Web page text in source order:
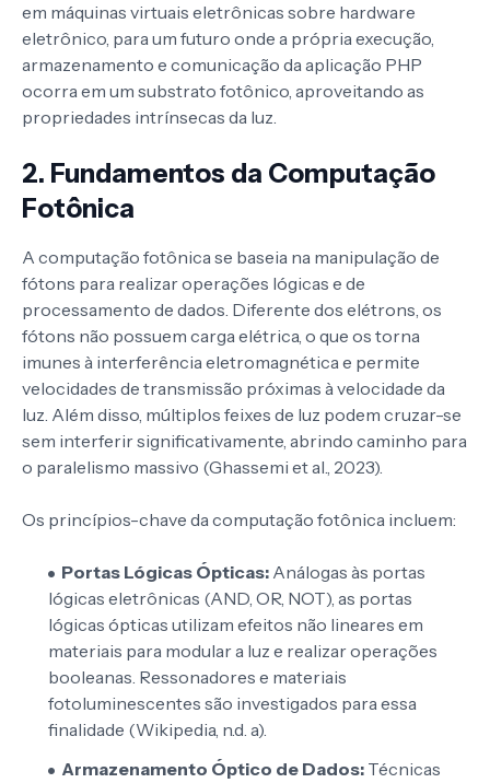
em máquinas virtuais eletrônicas sobre hardware
eletrônico, para um futuro onde a própria execução,
armazenamento e comunicação da aplicação PHP
ocorra em um substrato fotônico, aproveitando as
propriedades intrínsecas da luz.
2. Fundamentos da Computação
Fotônica
A computação fotônica se baseia na manipulação de
fótons para realizar operações lógicas e de
processamento de dados. Diferente dos elétrons, os
fótons não possuem carga elétrica, o que os torna
imunes à interferência eletromagnética e permite
velocidades de transmissão próximas à velocidade da
luz. Além disso, múltiplos feixes de luz podem cruzar-se
sem interferir significativamente, abrindo caminho para
o paralelismo massivo (Ghassemi et al., 2023).
Os princípios-chave da computação fotônica incluem:
Portas Lógicas Ópticas: Análogas às portas
lógicas eletrônicas (AND, OR, NOT), as portas
lógicas ópticas utilizam efeitos não lineares em
materiais para modular a luz e realizar operações
booleanas. Ressonadores e materiais
fotoluminescentes são investigados para essa
finalidade (Wikipedia, n.d. a).
Armazenamento Óptico de Dados: Técnicas